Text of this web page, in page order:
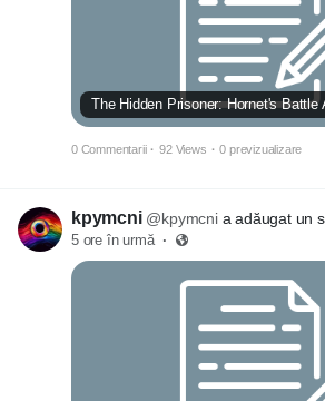
0 Commentarii · 92 Views · 0 previzualizare
kpymcni @kpymcni a adăugat un
5 ore în urmă ·